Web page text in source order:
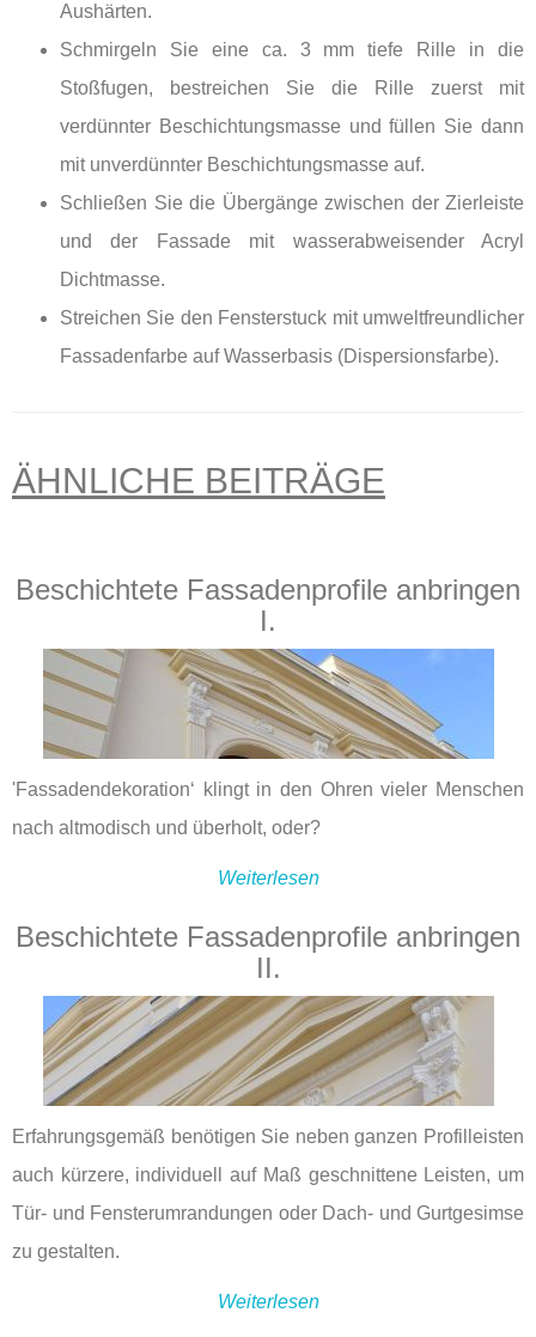
Aushärten.
Schmirgeln Sie eine ca. 3 mm tiefe Rille in die
Stoßfugen, bestreichen Sie die Rille zuerst mit
verdünnter Beschichtungsmasse und füllen Sie dann
mit unverdünnter Beschichtungsmasse auf.
Schließen Sie die Übergänge zwischen der Zierleiste
und der Fassade mit wasserabweisender Acryl
Dichtmasse.
Streichen Sie den Fensterstuck mit umweltfreundlicher
Fassadenfarbe auf Wasserbasis (Dispersionsfarbe).
ÄHNLICHE BEITRÄGE
Beschichtete Fassadenprofile anbringen
I.
'Fassadendekoration‘ klingt in den Ohren vieler Menschen
nach altmodisch und überholt, oder?
Weiterlesen
Beschichtete Fassadenprofile anbringen
II.
Erfahrungsgemäß benötigen Sie neben ganzen Profilleisten
auch kürzere, individuell auf Maß geschnittene Leisten, um
Tür- und Fensterumrandungen oder Dach- und Gurtgesimse
zu gestalten.
Weiterlesen